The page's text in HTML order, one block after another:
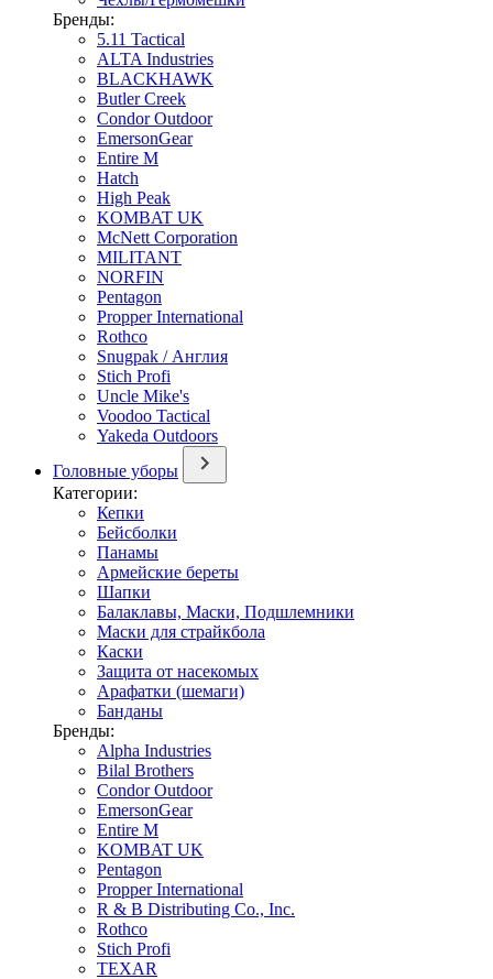
Бренды:
5.11 Tactical
ALTA Industries
BLACKHAWK
Butler Creek
Condor Outdoor
EmersonGear
Entire M
Hatch
High Peak
KOMBAT UK
McNett Corporation
MILITANT
NORFIN
Pentagon
Propper International
Rothco
Snugpak / Англия
Stich Profi
Uncle Mike's
Voodoo Tactical
Yakeda Outdoors
Головные уборы
Категории:
Кепки
Бейсболки
Панамы
Армейские береты
Шапки
Балаклавы, Маски, Подшлемники
Маски для страйкбола
Каски
Защита от насекомых
Арафатки (шемаги)
Банданы
Бренды:
Alpha Industries
Bilal Brothers
Condor Outdoor
EmersonGear
Entire M
KOMBAT UK
Pentagon
Propper International
R & B Distributing Co., Inc.
Rothco
Stich Profi
TEXAR